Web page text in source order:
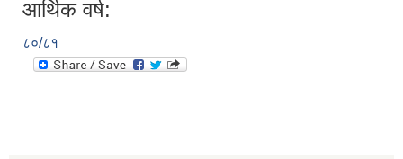
आर्थिक वर्ष:
८०/८१